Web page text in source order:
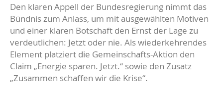
Den klaren Appell der Bundesregierung nimmt das
Bündnis zum Anlass, um mit ausgewählten Motiven
und einer klaren Botschaft den Ernst der Lage zu
verdeutlichen: Jetzt oder nie. Als wiederkehrendes
Element platziert die Gemeinschafts-Aktion den
Claim „Energie sparen. Jetzt.“ sowie den Zusatz
„Zusammen schaffen wir die Krise“.